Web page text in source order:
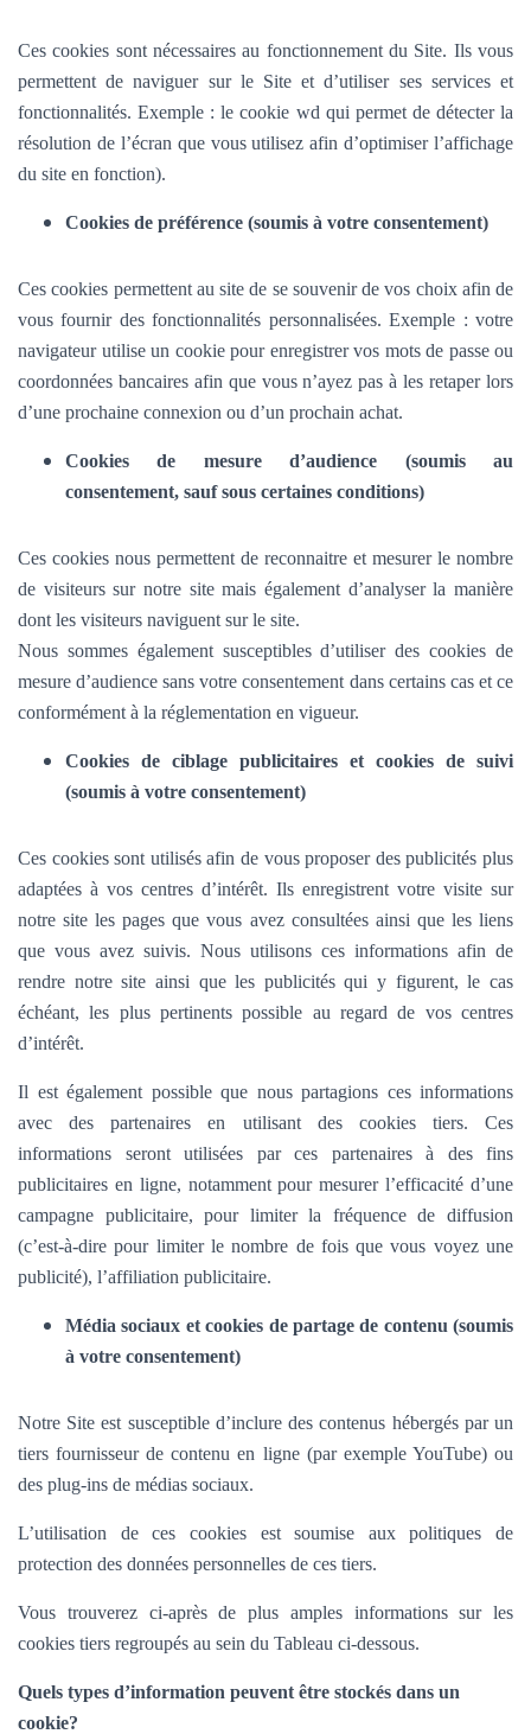
Ces cookies sont nécessaires au fonctionnement du Site. Ils vous
permettent de naviguer sur le Site et d’utiliser ses services et
fonctionnalités. Exemple : le cookie wd qui permet de détecter la
résolution de l’écran que vous utilisez afin d’optimiser l’affichage
du site en fonction).
Cookies de préférence (soumis à votre consentement)
Ces cookies permettent au site de se souvenir de vos choix afin de
vous fournir des fonctionnalités personnalisées. Exemple : votre
navigateur utilise un cookie pour enregistrer vos mots de passe ou
coordonnées bancaires afin que vous n’ayez pas à les retaper lors
d’une prochaine connexion ou d’un prochain achat.
Cookies de mesure d’audience (soumis au
consentement, sauf sous certaines conditions)
Ces cookies nous permettent de reconnaitre et mesurer le nombre
de visiteurs sur notre site mais également d’analyser la manière
dont les visiteurs naviguent sur le site.
Nous sommes également susceptibles d’utiliser des cookies de
mesure d’audience sans votre consentement dans certains cas et ce
conformément à la réglementation en vigueur.
Cookies de ciblage publicitaires et cookies de suivi
(soumis à votre consentement)
Ces cookies sont utilisés afin de vous proposer des publicités plus
adaptées à vos centres d’intérêt. Ils enregistrent votre visite sur
notre site les pages que vous avez consultées ainsi que les liens
que vous avez suivis. Nous utilisons ces informations afin de
rendre notre site ainsi que les publicités qui y figurent, le cas
échéant, les plus pertinents possible au regard de vos centres
d’intérêt.
Il est également possible que nous partagions ces informations
avec des partenaires en utilisant des cookies tiers. Ces
informations seront utilisées par ces partenaires à des fins
publicitaires en ligne, notamment pour mesurer l’efficacité d’une
campagne publicitaire, pour limiter la fréquence de diffusion
(c’est-à-dire pour limiter le nombre de fois que vous voyez une
publicité), l’affiliation publicitaire.
Média sociaux et cookies de partage de contenu (soumis
à votre consentement)
Notre Site est susceptible d’inclure des contenus hébergés par un
tiers fournisseur de contenu en ligne (par exemple YouTube) ou
des plug-ins de médias sociaux.
L’utilisation de ces cookies est soumise aux politiques de
protection des données personnelles de ces tiers.
Vous trouverez ci-après de plus amples informations sur les
cookies tiers regroupés au sein du Tableau ci-dessous.
Quels types d’information peuvent être stockés dans un
cookie?